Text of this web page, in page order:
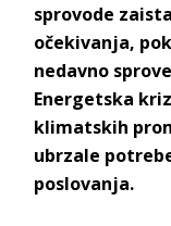
sprovode
očekivanja,
nedavno
Energetska
klimatskih
ubrzale
poslovanja.